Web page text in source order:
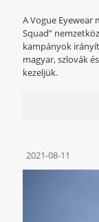
A Vogue Eyewear
Squad”
kampányok
magyar, szlovák
kezeljük.
2021-08-11